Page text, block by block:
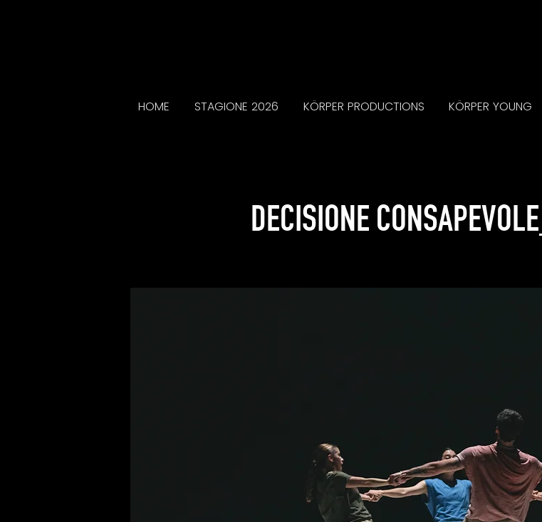
HOME STAGIONE 2026 KÖRPER PRODUCTIONS KÖRPER YOUNG
DECISIONE